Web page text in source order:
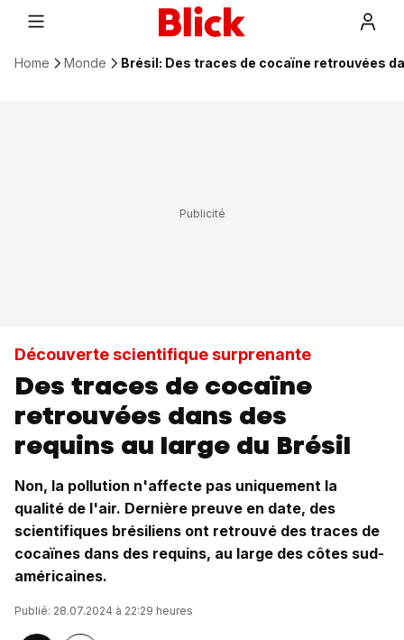
Home Monde Brésil: Des traces de cocaïne retrouvées
Découverte scientifique surprenante
Des traces de cocaïne
retrouvées dans des
requins au large du Brésil
Non, la pollution n'affecte pas uniquement la
qualité de l'air. Dernière preuve en date, des
scientifiques brésiliens ont retrouvé des traces de
cocaïnes dans des requins, au large des côtes sud-
américaines.
Publié: 28.07.2024 à 22:29 heures